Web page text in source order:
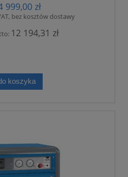
999,00 zł
bez kosztów dostawy
12 194,31 zł
koszyka